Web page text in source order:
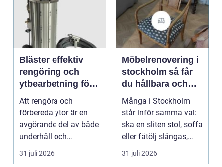
Bläster effektiv
rengöring och
ytbearbetning för
proffs och
hantverkare
Att rengöra och
förbereda ytor är en
avgörande del av både
underhåll och
renovering. Färg, rost,
smu...
31 juli 2026
Möbelrenovering i
stockholm så får
du hållbara och
vackra möbler
Många i Stockholm
står inför samma val:
ska en sliten stol, soffa
eller fåtölj slängas,
säljas billi...
31 juli 2026